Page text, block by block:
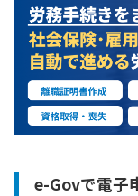
e-Govで電子